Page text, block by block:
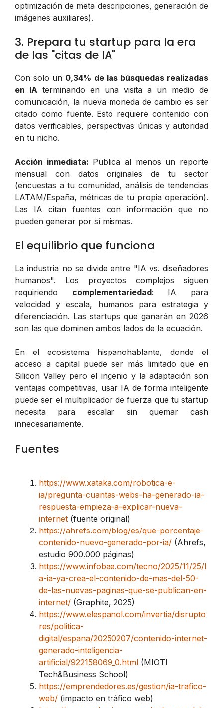
optimización de meta descripciones, generación de
imágenes auxiliares).
3. Prepara tu startup para la era
de las "citas de IA"
Con solo un 0,34% de las búsquedas realizadas
en IA terminando en una visita a un medio de
comunicación, la nueva moneda de cambio es ser
citado como fuente. Esto requiere contenido con
datos verificables, perspectivas únicas y autoridad
en tu nicho.
Acción inmediata: Publica al menos un reporte
mensual con datos originales de tu sector
(encuestas a tu comunidad, análisis de tendencias
LATAM/España, métricas de tu propia operación).
Las IA citan fuentes con información que no
pueden generar por sí mismas.
El equilibrio que funciona
La industria no se divide entre "IA vs. diseñadores
humanos". Los proyectos complejos siguen
requiriendo complementariedad: IA para
velocidad y escala, humanos para estrategia y
diferenciación. Las startups que ganarán en 2026
son las que dominen ambos lados de la ecuación.
En el ecosistema hispanohablante, donde el
acceso a capital puede ser más limitado que en
Silicon Valley pero el ingenio y la adaptación son
ventajas competitivas, usar IA de forma inteligente
puede ser el multiplicador de fuerza que tu startup
necesita para escalar sin quemar cash
innecesariamente.
Fuentes
https://www.xataka.com/robotica-e-
ia/pregunta-cuantas-webs-ha-generado-ia-
respuesta-empieza-a-explicar-nueva-
internet (fuente original)
https://ahrefs.com/blog/es/que-porcentaje-
contenido-nuevo-generado-por-ia/ (Ahrefs,
estudio 900.000 páginas)
https://www.infobae.com/tecno/2025/11/25/l
a-ia-ya-crea-el-contenido-de-mas-del-50-
de-las-nuevas-paginas-que-se-publican-en-
internet/ (Graphite, 2025)
https://www.elespanol.com/invertia/disrupto
res/politica-
digital/espana/20250207/contenido-internet-
generado-inteligencia-
artificial/922158069_0.html (MIOTI
Tech&Business School)
https://emprendedores.es/gestion/ia-trafico-
web/ (impacto en tráfico web)